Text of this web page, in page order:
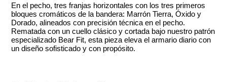
En el pecho, tres franjas horizontales con los tres primeros
bloques cromáticos de la bandera: Marrón Tierra, Óxido y
Dorado, alineados con precisión técnica en el pecho.
Rematada con un cuello clásico y cortada bajo nuestro patrón
especializado Bear Fit, esta pieza eleva el armario diario con
un diseño sofisticado y con propósito.